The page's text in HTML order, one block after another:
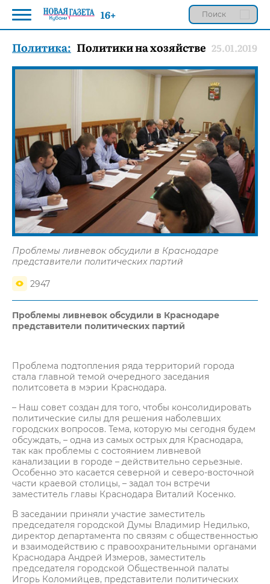
Политика: Политики на хозяйстве 25.01.2019
Проблемы ливневок обсудили в Краснодаре
представители политических партий
2947
Проблемы ливневок обсудили в Краснодаре
представители политических партий
Проблема подтопления ряда территорий города
стала главной темой очередного заседания
политсовета в мэрии Краснодара.
– Наш совет создан для того, чтобы консолидировать
политические силы для решения наболевших
городских вопросов. Тема, которую мы сегодня будем
обсуждать, – одна из самых острых для Краснодара,
так как проблемы с состоянием ливневой
канализации в городе – действительно серьезные.
Особенно это касается северной и северо-восточной
части краевой столицы, – задал тон встречи
заместитель главы Краснодара Виталий Косенко.
В заседании приняли участие заместитель
председателя городской Думы Владимир Недилько,
директор департамента по связям с общественностью
и взаимодействию с правоохранительными органами
Краснодара Андрей Измеров, заместитель
председателя городской Общественной палаты
Игорь Коломийцев, представители политических
16+